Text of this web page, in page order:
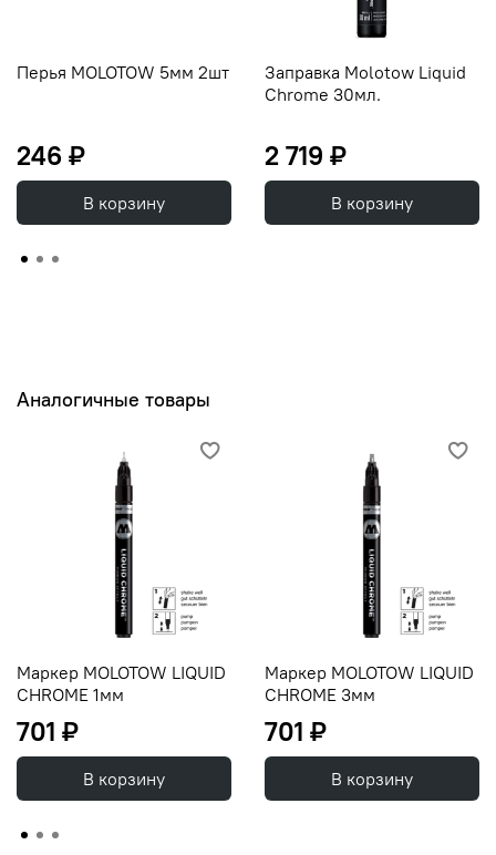
Перья MOLOTOW 5мм 2шт
246 ₽
В корзину
Заправка Molotow Liquid
Chrome 30мл.
2 719 ₽
В корзину
Аналогичные товары
Маркер MOLOTOW LIQUID
CHROME 1мм
701 ₽
В корзину
Маркер MOLOTOW LIQUID
CHROME 3мм
701 ₽
В корзину